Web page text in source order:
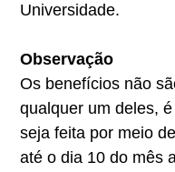
Universidade.
Observação
Os benefícios não
qualquer um deles,
seja feita por meio
até o dia 10 do mês